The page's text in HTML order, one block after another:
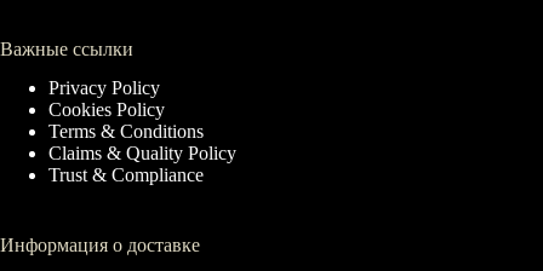
Важные ссылки
Privacy Policy
Cookies Policy
Terms & Conditions
Claims & Quality Policy
Trust & Compliance
Информация о доставке